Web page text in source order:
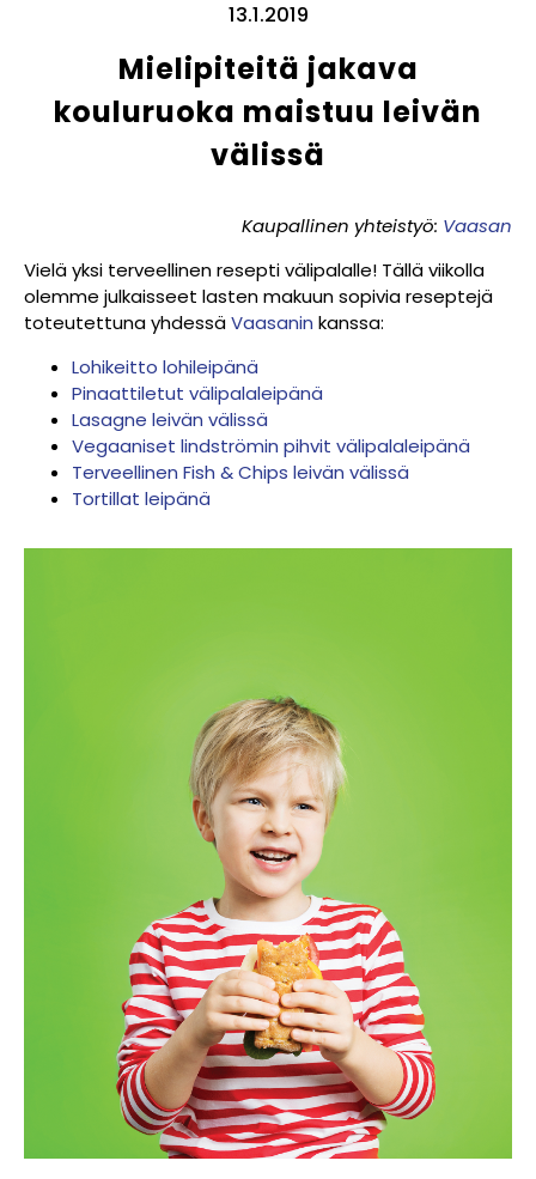
13.1.2019
Mielipiteitä jakava
kouluruoka maistuu leivän
välissä
Kaupallinen yhteistyö: Vaasan
Vielä yksi terveellinen resepti välipalalle! Tällä viikolla
olemme julkaisseet lasten makuun sopivia reseptejä
toteutettuna yhdessäVaasanin kanssa:
Lohikeitto lohileipänä
Pinaattiletut välipalaleipänä
Lasagne leivän välissä
Vegaaniset lindströmin pihvit välipalaleipänä
Terveellinen Fish & Chips leivän välissä
Tortillat leipänä